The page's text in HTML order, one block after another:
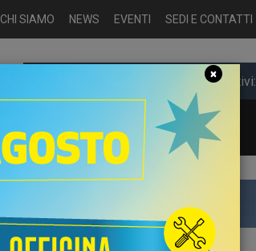
CHI SIAMO NEWS EVENTI SEDI E CONTATTI
Chiamaci per informazioni e preventivi:
USATO AZIENDALE
×